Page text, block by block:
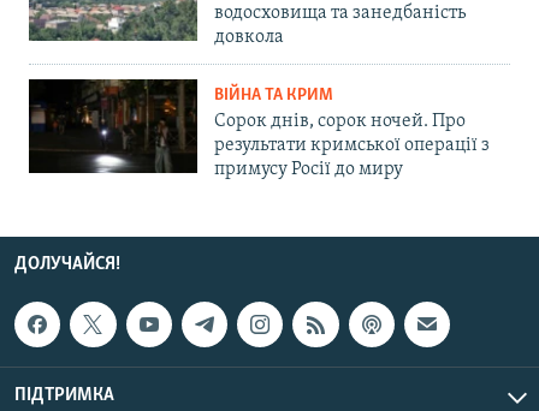
водосховища та занедбаність
довкола
ВІЙНА ТА КРИМ
Сорок днів, сорок ночей. Про
результати кримської операції з
примусу Росії до миру
ДОЛУЧАЙСЯ!
ПІДТРИМКА